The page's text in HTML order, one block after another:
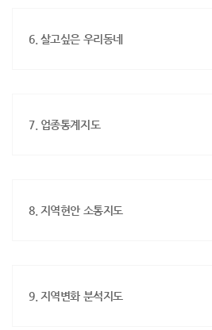
6. 살고싶은 우리동네
7. 업종통계지도
8. 지역현안 소통지도
9. 지역변화 분석지도